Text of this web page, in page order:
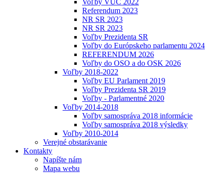
Voľby VÚC 2022
Referendum 2023
NR SR 2023
NR SR 2023
Voľby Prezidenta SR
Voľby do Európskeho parlamentu 2024
REFERENDUM 2026
Voľby do OSO a do OSK 2026
Voľby 2018-2022
Voľby EU Parlament 2019
Voľby Prezidenta SR 2019
Voľby - Parlamentné 2020
Voľby 2014-2018
Voľby samospráva 2018 informácie
Voľby samospráva 2018 výsledky
Voľby 2010-2014
Verejné obstarávanie
Kontakty
Napíšte nám
Mapa webu